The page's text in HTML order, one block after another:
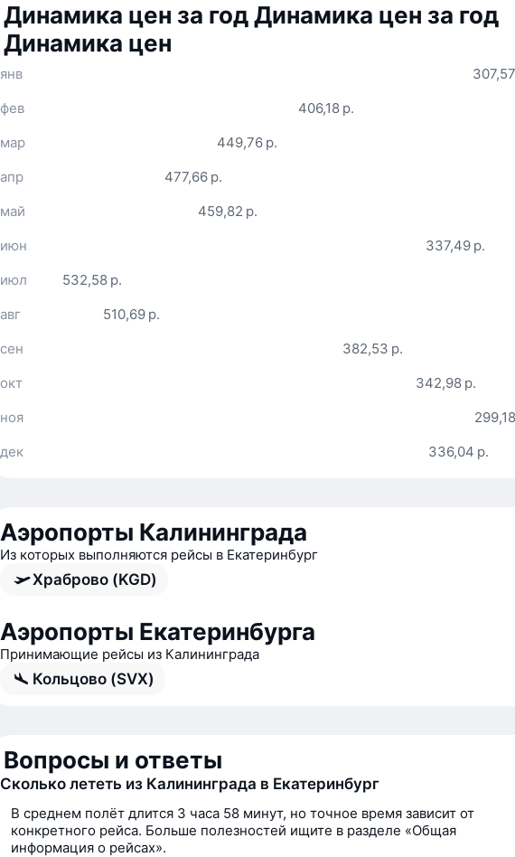
Динамика цен за годДинамика цен за год
Динамика цен
янв
406,18 р.
фев
449,76 р.
мар
477,66 р.
апр
459,82 р.
май
337,49 р.
июн
532,58 р.
июл
510,69 р.
авг
382,53 р.
сен
342,98 р.
окт
ноя
336,04 р.
дек
Аэропорты Калининграда
Из которых выполняются рейсы в Екатеринбург
Храброво (KGD)
Аэропорты Екатеринбурга
Принимающие рейсы из Калининграда
Кольцово (SVX)
Вопросы и ответы
Сколько лететь из Калининграда в Екатеринбург
В среднем полёт длится 3 часа 58 минут, но точное время зависит от
конкретного рейса. Больше полезностей ищите в разделе «Общая
информация о рейсах».